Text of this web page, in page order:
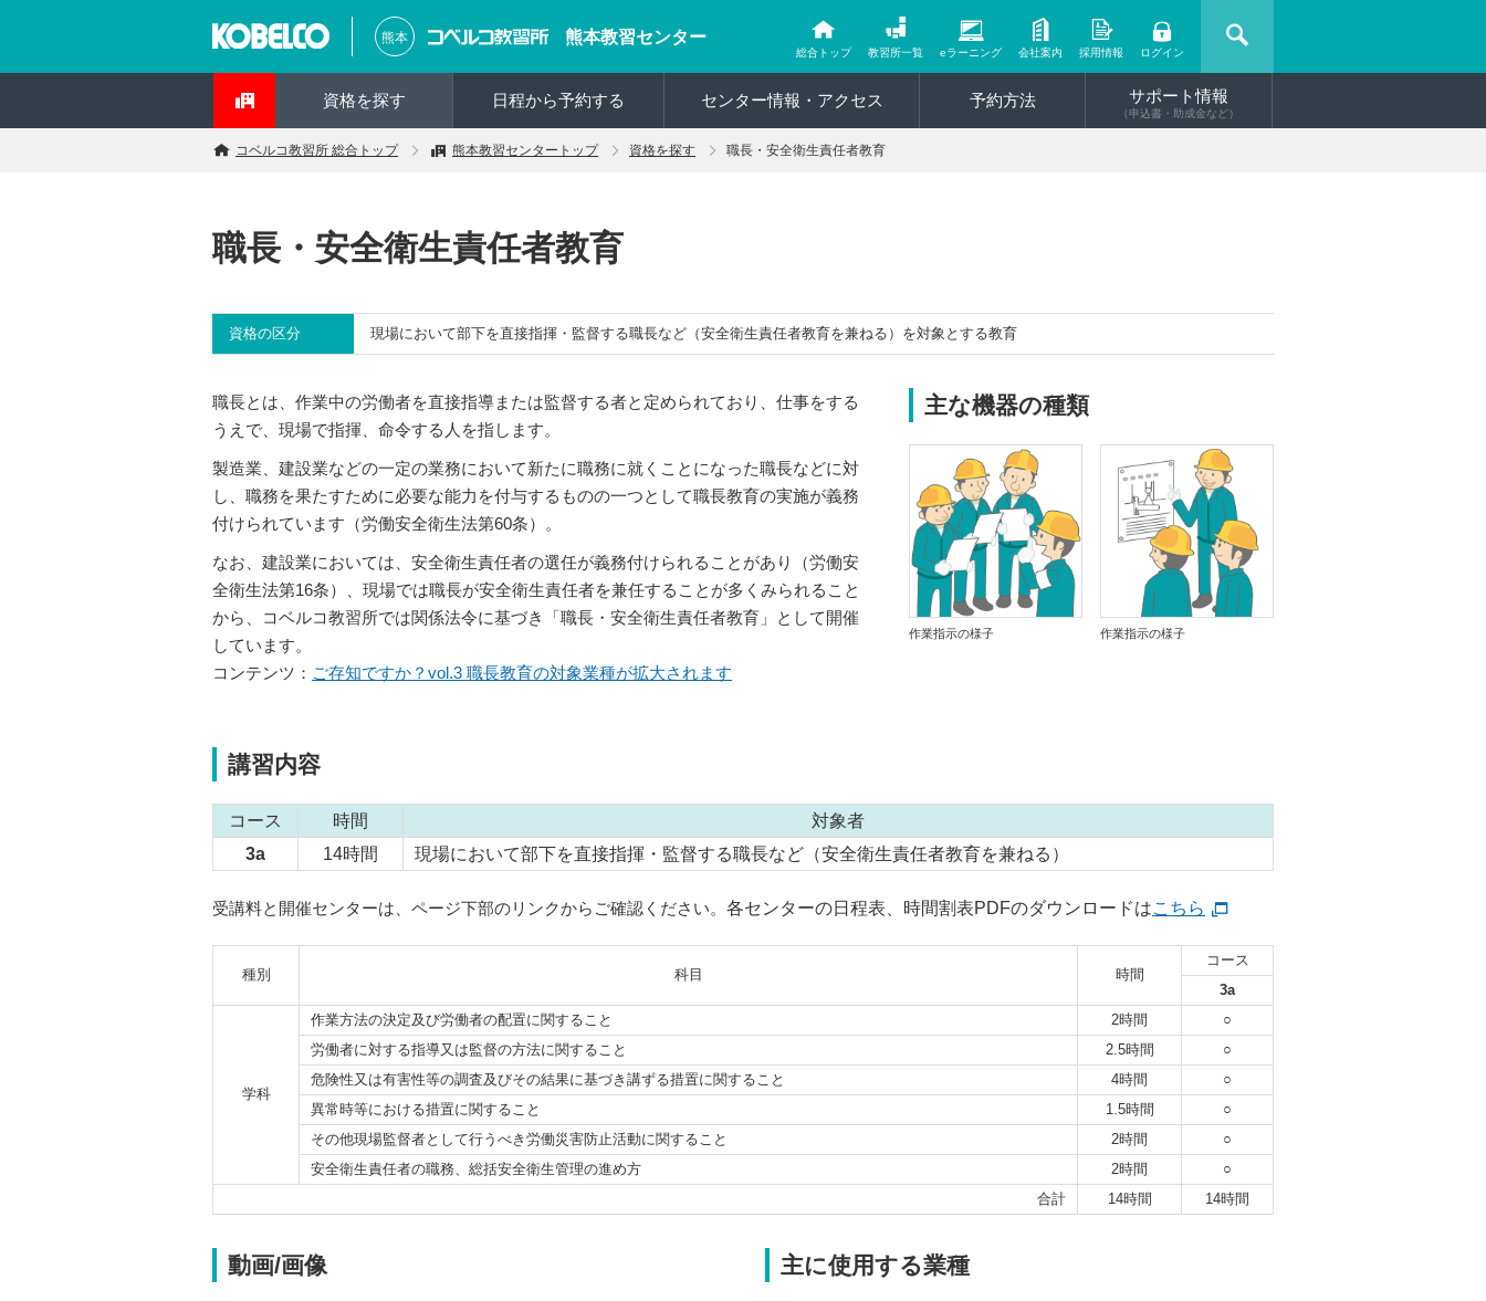
熊本 熊本教習センター
総合トップ 教習所一覧 eラーニング 会社案内 採用情報 ログイン
資格を探す 日程から予約する センター情報・アクセス 予約方法 サポート情報
（申込書・助成金など）
コベルコ教習所 総合トップ 熊本教習センタートップ 資格を探す 職長・安全衛生責任者教育
職長・安全衛生責任者教育
資格の区分 現場において部下を直接指揮・監督する職長など（安全衛生責任者教育を兼ねる）を対象とする教育
職長とは、作業中の労働者を直接指導または監督する者と定められており、仕事をする
うえで、現場で指揮、命令する人を指します。
製造業、建設業などの一定の業務において新たに職務に就くことになった職長などに対
し、職務を果たすために必要な能力を付与するものの一つとして職長教育の実施が義務
付けられています（労働安全衛生法第60条）。
なお、建設業においては、安全衛生責任者の選任が義務付けられることがあり（労働安
全衛生法第16条）、現場では職長が安全衛生責任者を兼任することが多くみられること
から、コベルコ教習所では関係法令に基づき「職長・安全衛生責任者教育」として開催
しています。
コンテンツ： ご存知ですか？vol.3 職長教育の対象業種が拡大されます
主な機器の種類
作業指示の様子 作業指示の様子
講習内容
コース 時間
対象者
3a
14時間 現場において部下を直接指揮・監督する職長など（安全衛生責任者教育を兼ねる）
受講料と開催センターは、ページ下部のリンクからご確認ください。 各センターの日程表、時間割表PDFのダウンロードはこちら
種別 科目 時間
コース
3a
学科
作業方法の決定及び労働者の配置に関すること 2時間
○
労働者に対する指導又は監督の方法に関すること 2.5時間
○
危険性又は有害性等の調査及びその結果に基づき講ずる措置に関すること 4時間
○
異常時等における措置に関すること
1.5時間
○
その他現場監督者として行うべき労働災害防止活動に関すること 2時間
○
安全衛生責任者の職務、総括安全衛生管理の進め方 2時間
○
合計
14時間 14時間
動画/画像 主に使用する業種